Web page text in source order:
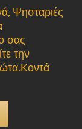
Ψησταριές
σας
την